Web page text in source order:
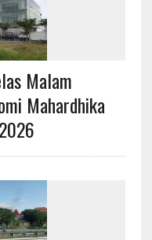
Malam
Mahardhika